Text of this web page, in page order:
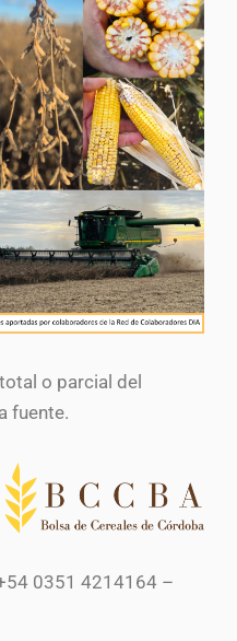
o parcial del
fuente.
0351 4214164 –